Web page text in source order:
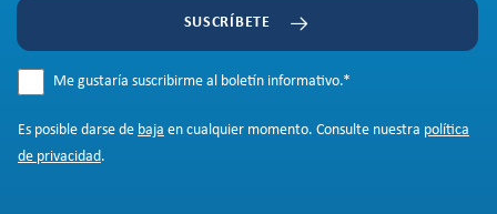
SUSCRÍBETE
Me gustaría suscribirme al boletín informativo.*
Es posible darse de baja en cualquier momento. Consulte nuestra política
de privacidad.